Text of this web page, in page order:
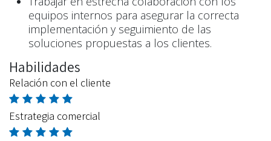
equipos internos para asegurar la correcta
implementación y seguimiento de las
soluciones propuestas a los clientes.
Habilidades
Relación con el cliente
Estrategia comercial